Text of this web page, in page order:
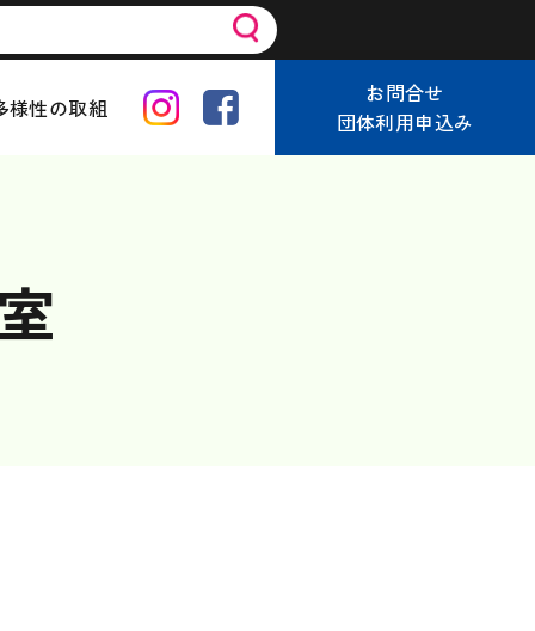
様性の取組
お問合せ
団体利用申込み